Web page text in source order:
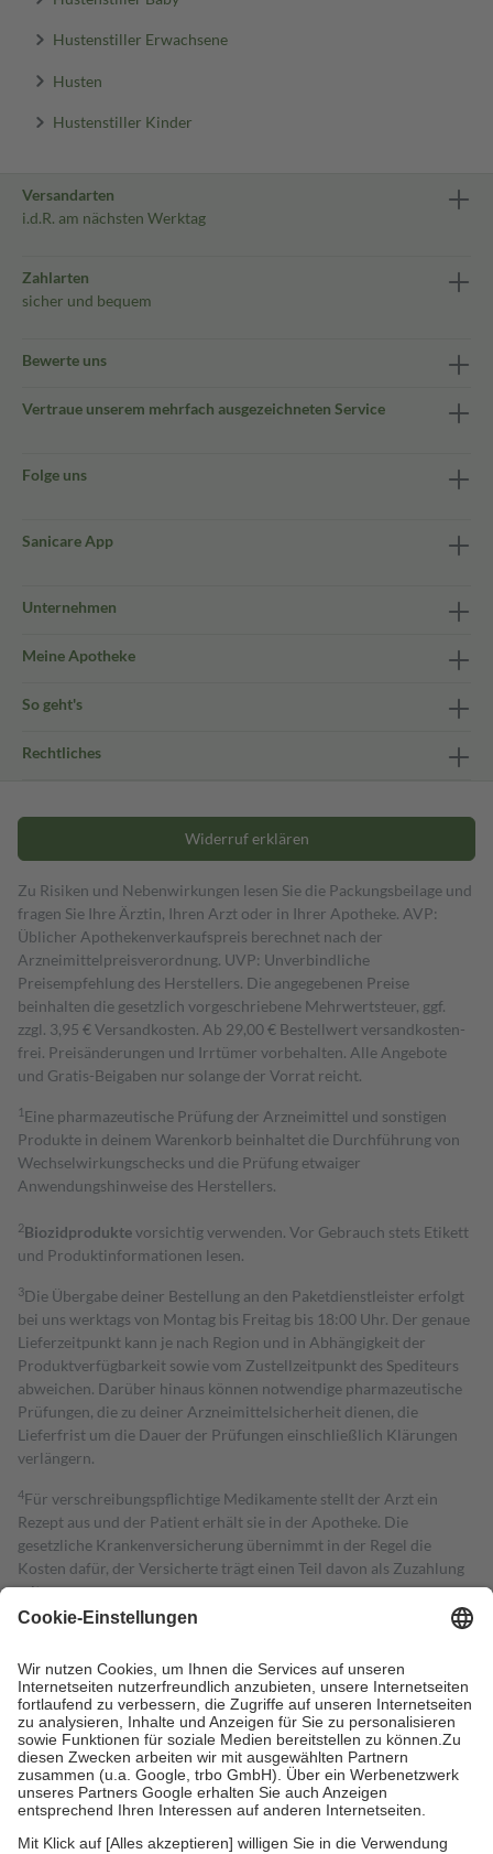
Hustenstiller Erwachsene
Husten
Hustenstiller Kinder
Versandarten
i.d.R. am nächsten Werktag
Zahlarten
sicher und bequem
Bewerte uns
Vertraue unserem mehrfach ausgezeichneten Service
Folge uns
Sanicare App
Unternehmen
Meine Apotheke
So geht's
Rechtliches
Widerruf erklären
Zu Risiken und Nebenwirkungen lesen Sie die Packungsbeilage und
fragen Sie Ihre Ärztin, Ihren Arzt oder in Ihrer Apotheke. AVP:
Üblicher Apothekenverkaufspreis berechnet nach der
Arzneimittelpreisverordnung. UVP: Unverbindliche
Preisempfehlung des Herstellers. Die angegebenen Preise
beinhalten die gesetzlich vorgeschriebene Mehrwertsteuer, ggf.
zzgl. 3,95 € Versandkosten. Ab 29,00 € Bestell­wert versand­kosten­
frei. Preisänderungen und Irrtümer vorbehalten. Alle Angebote
und Gratis-Beigaben nur solange der Vorrat reicht.
1 Eine pharmazeutische Prüfung der Arzneimittel und sonstigen
Produkte in deinem Warenkorb beinhaltet die Durchführung von
Wechselwirkungschecks und die Prüfung etwaiger
Anwendungshinweise des Herstellers.
2Biozidproduktevorsichtig verwenden. Vor Gebrauch stets Etikett
und Produktinformationen lesen.
3Die Übergabe deiner Bestellung an den Paketdienstleister erfolgt
bei uns werktags von Montag bis Freitag bis 18:00 Uhr. Der genaue
Lieferzeitpunkt kann je nach Region und in Abhängigkeit der
Produktverfügbarkeit sowie vom Zustellzeitpunkt des Spediteurs
abweichen. Darüber hinaus können notwendige pharmazeutische
Prüfungen, die zu deiner Arzneimittelsicherheit dienen, die
Lieferfrist um die Dauer der Prüfungen einschließlich Klärungen
verlängern.
4Für verschreibungspflichtige Medikamente stellt der Arzt ein
Rezept aus und der Patient erhält sie in der Apotheke. Die
gesetzliche Krankenversicherung übernimmt in der Regel die
Kosten dafür, der Versicherte trägt einen Teil davon als Zuzahlung
mit.
Grundsätzlich leisten Mitglieder Zuzahlungen in Höhe von zehn
höchstens zehn Euro.
Es sind jedoch nie mehr als die tatsächlichen
Kosten der Leistung zu entrichten.
Diese Regeln gelten grundsätzlich auch für Online-Apotheken.
Bei Heilmitteln und häuslicher Krankenpflege beträgt die
Zuzahlung zehn Prozent der Kosten sowie zehn Euro je
Verordnung.
Um das Engagement der Versicherten für ihre eigene Gesundheit zu
stärken und die besondere Stellung der Familie zu unterstützen,
fallenkeine Zuzahlungenan bei: